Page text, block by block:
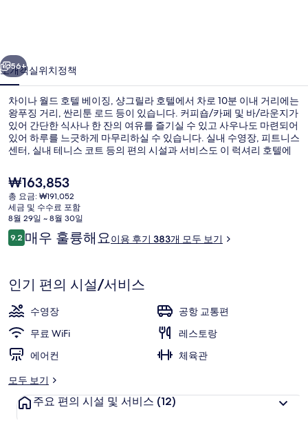
베
이
징,
샹
그
릴
라
호
텔
사
진
갤
러
리
56+
소개객실위치정책
차이나 월드 호텔 베이징, 샹그릴라 호텔에서 차로 10분 이내 거리에는
왕푸징 거리, 싼리툰 로드 등이 있습니다. 커피숍/카페 및 바/라운지가
있어 간단한 식사나 한 잔의 여유를 즐기실 수 있고 사우나도 마련되어
있어 하루를 느긋하게 마무리하실 수 있습니다. 실내 수영장, 피트니스
센터, 실내 테니스 코트 등의 편의 시설과 서비스도 이 럭셔리 호텔에
역의 경우 6분만 걸으면 갈 수 있고 국무 역도 7분 거리에 있어요.
현
재
가
격
은
₩163,853
₩163,853
총 요금: ₩191,052
세금 및 수수료 포함
8월 29일 ~ 8월 30일
이
용
기
9.210점 만점 중 9.2점.
매우 훌륭해요이용 후기 383개 모두 보기
인기 편의 시설/서비스
수영장
공항 교통편
무료 WiFi
레스토랑
에어컨
체육관
모두 보기
주요 편의 시설 및 서비스 (12)